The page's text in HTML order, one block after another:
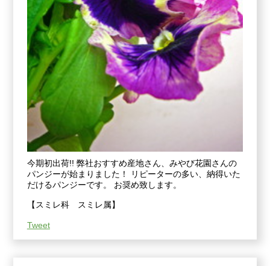
今期初出荷!! 弊社おすすめ産地さん、みやび花園さんの
パンジーが始まりました！ リピーターの多い、納得いた
だけるパンジーです。 お奨め致します。
【スミレ科 スミレ属】
Tweet